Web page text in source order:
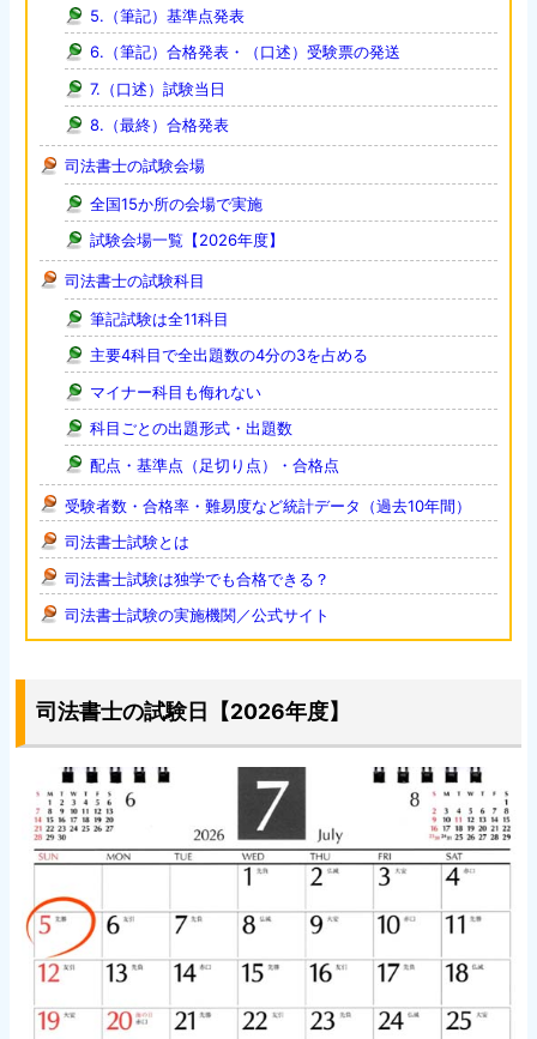
5.（筆記）基準点発表
6.（筆記）合格発表・（口述）受験票の発送
7.（口述）試験当日
8.（最終）合格発表
司法書士の試験会場
全国15か所の会場で実施
試験会場一覧【2026年度】
司法書士の試験科目
筆記試験は全11科目
主要4科目で全出題数の4分の3を占める
マイナー科目も侮れない
科目ごとの出題形式・出題数
配点・基準点（足切り点）・合格点
受験者数・合格率・難易度など統計データ（過去10年間）
司法書士試験とは
司法書士試験は独学でも合格できる？
司法書士試験の実施機関／公式サイト
司法書士の試験日【2026年度】